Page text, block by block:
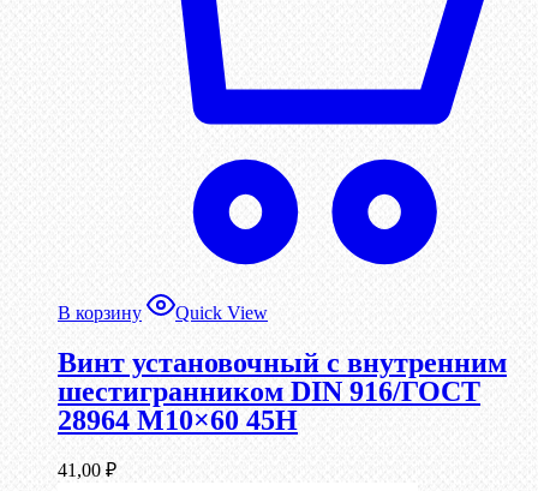
В корзину Quick View
Винт установочный с внутренним
шестигранником DIN 916/ГОСТ
28964 М10×60 45Н
41,00 ₽